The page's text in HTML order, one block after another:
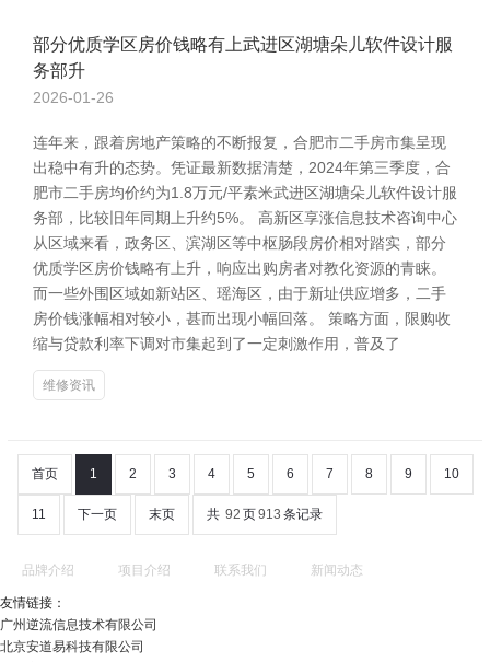
部分优质学区房价钱略有上武进区湖塘朵儿软件设计服
务部升
2026-01-26
连年来，跟着房地产策略的不断报复，合肥市二手房市集呈现
出稳中有升的态势。凭证最新数据清楚，2024年第三季度，合
肥市二手房均价约为1.8万元/平素米武进区湖塘朵儿软件设计服
务部，比较旧年同期上升约5%。 高新区享涨信息技术咨询中心
从区域来看，政务区、滨湖区等中枢肠段房价相对踏实，部分
优质学区房价钱略有上升，响应出购房者对教化资源的青睐。
而一些外围区域如新站区、瑶海区，由于新址供应增多，二手
房价钱涨幅相对较小，甚而出现小幅回落。 策略方面，限购收
缩与贷款利率下调对市集起到了一定刺激作用，普及了
维修资讯
首页 1 2 3 4 5 6 7 8 9 10
11 下一页 末页 共 92 页913 条记录
品牌介绍 项目介绍 联系我们 新闻动态
友情链接：
广州逆流信息技术有限公司
北京安道易科技有限公司